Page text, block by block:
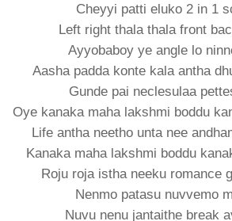
Cheyyi patti eluko 2 in 1
Left right thala thala front
Ayyobaboy ye angle lo
Aasha padda konte kala antha
Gunde pai neclesulaa
Oye kanaka maha lakshmi boddu
Life antha neetho unta nee
Kanaka maha lakshmi boddu
Roju roja istha neeku romance
Nenmo patasu nuvvemo
Nuvu nenu jantaithe break